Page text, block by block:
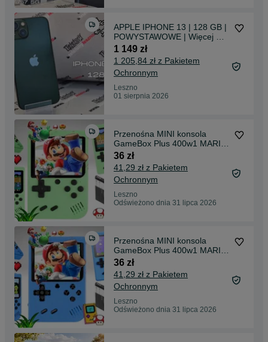
APPLE IPHONE 13 | 128 GB |
POWYSTAWOWE | Więcej w
OPISIE | Szkło gratis | kilka
sztuk
1 149 zł
1 205,84 zł z Pakietem
Ochronnym
Leszno
01 sierpnia 2026
Przenośna MINI konsola
GameBox Plus 400w1 MARIO
BROS TANK różne kolory
36 zł
41,29 zł z Pakietem
Ochronnym
Leszno
Odświeżono dnia 31 lipca 2026
Przenośna MINI konsola
GameBox Plus 400w1 MARIO
BROS TANK różne kolory
36 zł
41,29 zł z Pakietem
Ochronnym
Leszno
Odświeżono dnia 31 lipca 2026